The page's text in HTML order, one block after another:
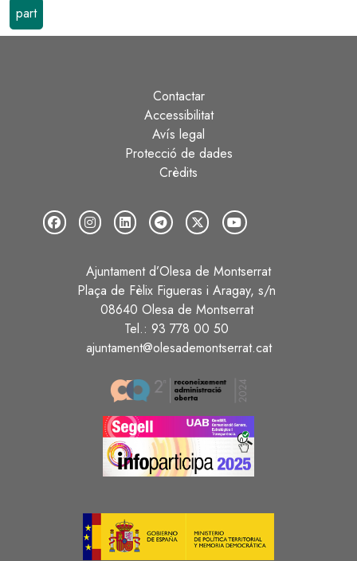
part
Contactar
Accessibilitat
Avís legal
Protecció de dades
Crèdits
Ajuntament d’Olesa de Montserrat
Plaça de Fèlix Figueras i Aragay, s/n
08640 Olesa de Montserrat
Tel.: 93 778 00 50
ajuntament@olesademontserrat.cat
Image
Image